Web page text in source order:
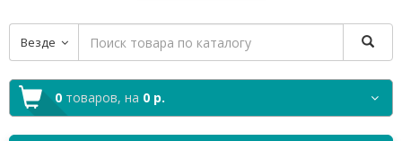
Везде
0 товаров, на 0 р.